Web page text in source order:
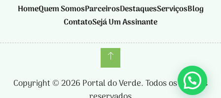
HomeQuem SomosParceirosDestaquesServiçosBlog
ContatoSejá Um Assinante
Copyright © 2026 Portal do Verde. Todos os direitos